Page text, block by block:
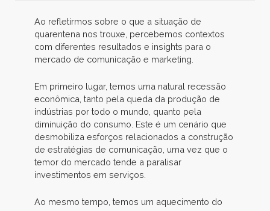
Ao refletirmos sobre o que a situação de
quarentena nos trouxe, percebemos contextos
com diferentes resultados e insights para o
mercado de comunicação e marketing.
Em primeiro lugar, temos uma natural recessão
econômica, tanto pela queda da produção de
indústrias por todo o mundo, quanto pela
diminuição do consumo. Este é um cenário que
desmobiliza esforços relacionados a construção
de estratégias de comunicação, uma vez que o
temor do mercado tende a paralisar
investimentos em serviços.
Ao mesmo tempo, temos um aquecimento do